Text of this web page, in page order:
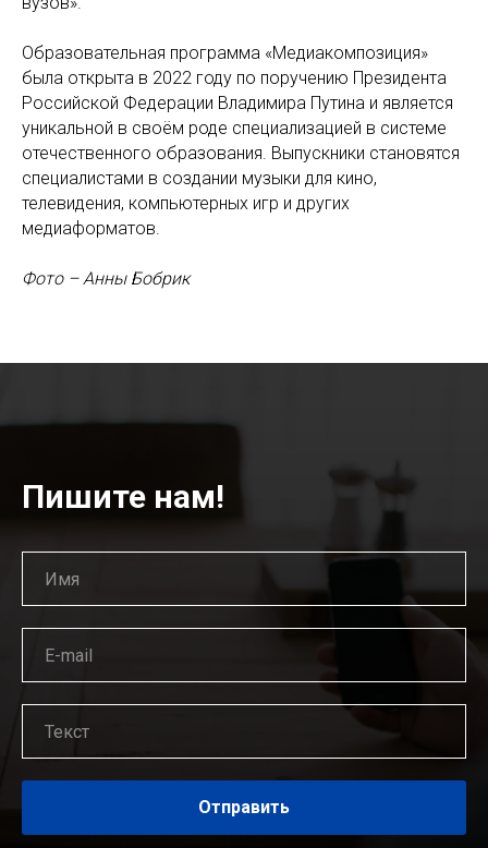
Образовательная программа «Медиакомпозиция»
была открыта в 2022 году по поручению Президента
Российской Федерации Владимира Путина и является
уникальной в своём роде специализацией в системе
отечественного образования. Выпускники становятся
специалистами в создании музыки для кино,
телевидения, компьютерных игр и других
медиаформатов.
Фото – Анны Бобрик
Пишите нам!
Отправить